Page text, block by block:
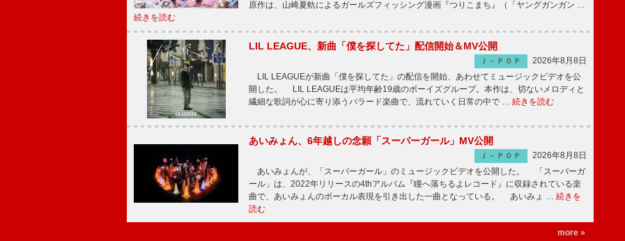
原作は、山崎夏軌によるガールズフィッシング漫画『つりこまち』（「ヤングガンガン …
続きを読む
LIL LEAGUE、新曲「僕を探してた」配信開始＆MV公開
Ｊ－ＰＯＰ
2026年8月8日
LIL LEAGUEが新曲「僕を探してた」の配信を開始、あわせてミュージックビデオを公
開した。 LIL LEAGUEは平均年齢19歳のボーイズグループ。本作は、切ないメロディと
繊細な歌詞が心に寄り添うバラード楽曲で、流れていく日常の中で … 続きを読む
あいみょん、6年越しの念願「スーパーガール」MV公開
Ｊ－ＰＯＰ
2026年8月8日
あいみょんが、「スーパーガール」のミュージックビデオを公開した。 「スーパーガ
ール」は、2022年リリースの4thアルバム『瞳へ落ちるよレコード』に収録されている楽
曲で、あいみょんのボーカル表現を引き出した一曲となっている。 あいみょ … 続きを
読む
more »